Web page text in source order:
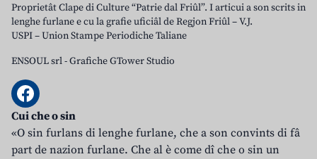
Proprietât Clape di Culture “Patrie dal Friûl”. I articui a son scrits in
lenghe furlane e cu la grafie uficiâl de Regjon Friûl – V.J.
USPI – Union Stampe Periodiche Taliane
ENSOUL srl-Grafiche GTower Studio
Cui che o sin
«O sin furlans di lenghe furlane, che a son convints di fâ
part de nazion furlane. Che al è come dî che o sin un